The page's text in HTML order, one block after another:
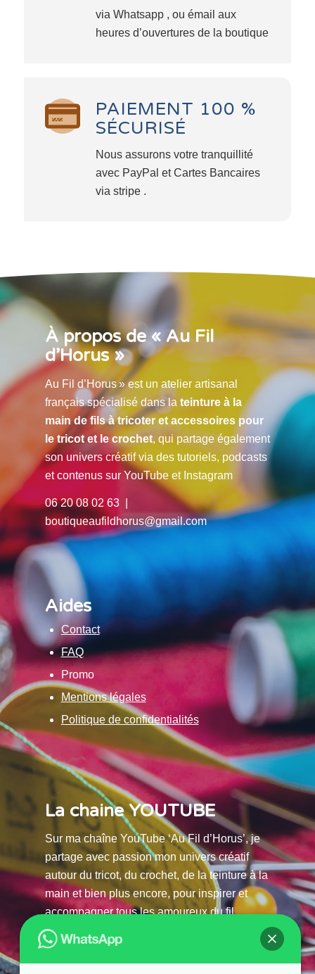
via Whatsapp , ou émail aux
heures d’ouvertures de la boutique
PAIEMENT 100 %
SÉCURISÉ
Nous assurons votre tranquillité
avec PayPal et Cartes Bancaires
via stripe .
À propos de « Au Fil
d’Horus »
Au Fil d’Horus » est un atelier artisanal
français spécialisé dans la teinture à la
main de fils à tricoter et accessoires pour
le tricot et le crochet, qui partage également
son univers créatif via des tutoriels, podcasts
et contenus sur YouTube et Instagram
06 20 08 02 63 |
boutiqueaufildhorus@gmail.com
Aides
Contact
FAQ
Promo
Mentions légales
Politique de confidentialités
La chaine YOUTUBE
Sur ma chaîne YouTube ‘Au Fil d’Horus’, je
partage avec passion mon univers créatif
autour du tricot, du crochet, de la teinture à la
main et bien plus encore, pour inspirer et
accompagner tous les amoureux du fil.